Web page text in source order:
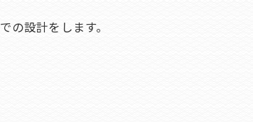
の設計をします。